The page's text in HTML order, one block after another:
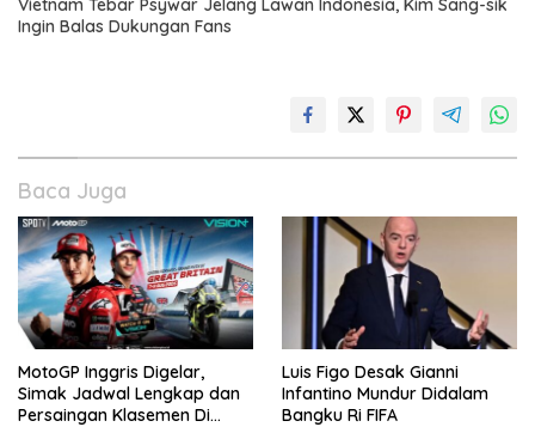
Vietnam Tebar Psywar Jelang Lawan Indonesia, Kim Sang-sik
Ingin Balas Dukungan Fans
Baca Juga
MotoGP Inggris Digelar,
Simak Jadwal Lengkap dan
Persaingan Klasemen Di
Luis Figo Desak Gianni
Infantino Mundur Didalam
Bangku Ri FIFA